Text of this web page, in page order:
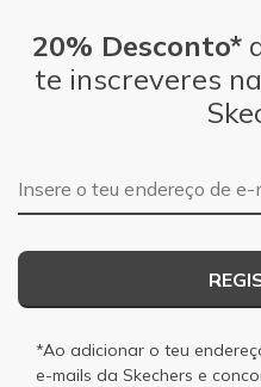
20% Desconto*
te inscreveres
Endereço de e-mail
*Ao adicionar o teu
e-mails da Skechers e